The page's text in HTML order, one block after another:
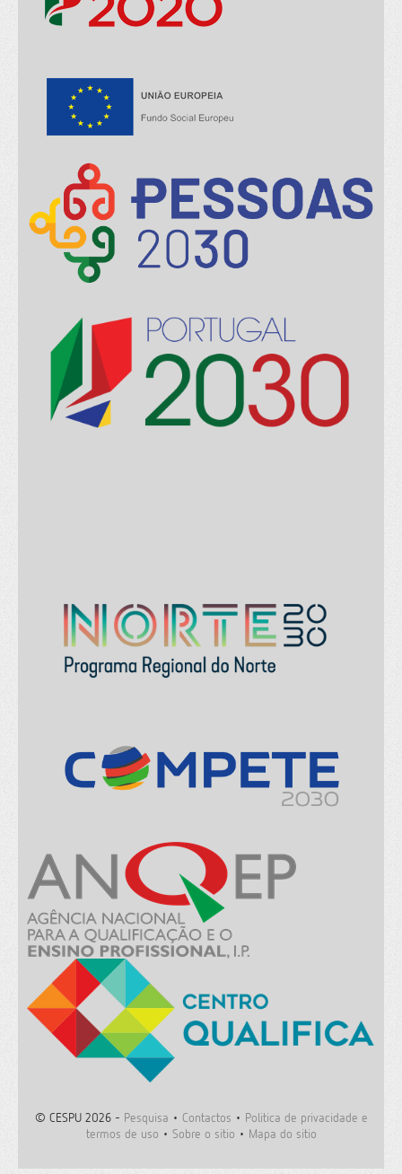
© CESPU 2026 - Pesquisa • Contactos • Politica de privacidade e
termos de uso • Sobre o sitio • Mapa do sitio